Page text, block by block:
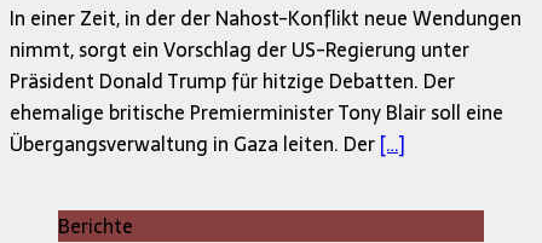
In einer Zeit, in der der Nahost-Konflikt neue Wendungen
nimmt, sorgt ein Vorschlag der US-Regierung unter
Präsident Donald Trump für hitzige Debatten. Der
ehemalige britische Premierminister Tony Blair soll eine
Übergangsverwaltung in Gaza leiten. Der[…]
Berichte